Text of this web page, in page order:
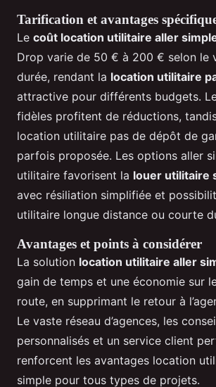
Tarification et avantages
Le coût location utilitaire aller
Drop varie de 50 € à 200 € selon le
durée, rendant la location utilitaire
attractive pour différents budgets.
fidèles profitent de réductions,
location utilitaire pas de dépôt de
parfois proposée. Les options aller
utilitaire favorisent la louer utilitaire
avec résiliation simplifiée et
utilitaire longue distance ou courte
Avantages et points à considérer
La solution location utilitaire aller
gain de temps et une économie sur
route, en supprimant le retour à
Le vaste réseau d’agences, les
personnalisés et un service client
renforcent les avantages location
simple pour tous types de projets.